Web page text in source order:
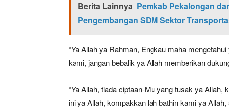
Berita Lainnya Pemkab Pekalongan
Pengembangan SDM Sektor
“Ya Allah ya Rahman, Engkau maha
kami, jangan bebalik ya Allah memberikan
“Ya Allah, tiada ciptaan-Mu yang tusak ya
ini ya Allah, kompakkan lah bathin kami ya